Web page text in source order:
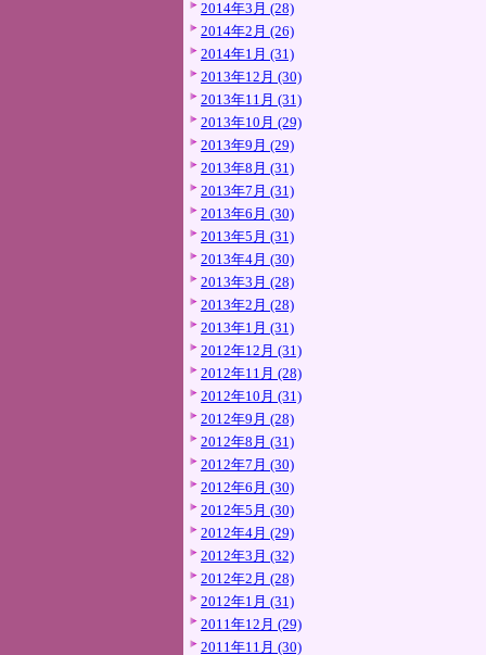
2014年3月 (28)
2014年2月 (26)
2014年1月 (31)
2013年12月 (30)
2013年11月 (31)
2013年10月 (29)
2013年9月 (29)
2013年8月 (31)
2013年7月 (31)
2013年6月 (30)
2013年5月 (31)
2013年4月 (30)
2013年3月 (28)
2013年2月 (28)
2013年1月 (31)
2012年12月 (31)
2012年11月 (28)
2012年10月 (31)
2012年9月 (28)
2012年8月 (31)
2012年7月 (30)
2012年6月 (30)
2012年5月 (30)
2012年4月 (29)
2012年3月 (32)
2012年2月 (28)
2012年1月 (31)
2011年12月 (29)
2011年11月 (30)